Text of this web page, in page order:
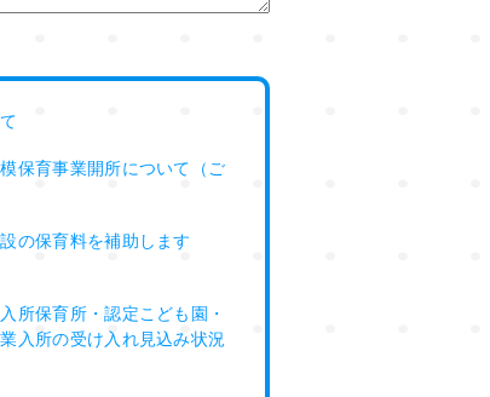
保育事業開所について（ご
の保育料を補助します
所保育所・認定こども園・
入所の受け入れ見込み状況